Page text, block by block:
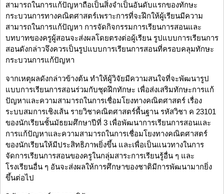
สามารถในการแก้ปัญหาถือเป็นสิ่งจำเป็นอันดับแรกของทักษะ
กระบวนการทางคณิตศาสตร์เพราะการที่จะฝึกให้ผู้เรียนมีความ
สามารถในการแก้ปัญหา การจัดกิจกรรมการเรียนการสอนและ
บทบาทของครูผู้สอนจะส่งผลโดยตรงต่อผู้เรียน รูปแบบการเรียนการ
สอนดังกล่าวจึงควรเป็นรูปแบบการเรียนการสอนที่ครอบคลุมทักษะ
กระบวนการแก้ปัญหา
จากเหตุผลดังกล่าวข้างต้น ทำให้ผู้วิจัยมีความสนใจที่จะพัฒนารูป
แบบการเรียนการสอนร่วมกับชุดฝึกทักษะ เพื่อส่งเสริมทักษะการแก้
ปัญหาและความสามารถในการเชื่อมโยงทางคณิตศาสตร์ เรื่อง
ระบบสมการเชิงเส้น รายวิชาคณิตศาสตร์พื้นฐาน รหัสวิชา ค 23101
ของนักเรียนชั้นมัธยมศึกษาปีที่ 3 เพื่อพัฒนาการเรียนการสอนและ
การแก้ปัญหาและความสามารถในการเชื่อมโยงทางคณิตศาสตร์
ของนักเรียนให้มีประสิทธิภาพยิ่งขึ้น และเพื่อเป็นแนวทางในการ
จัดการเรียนการสอนของครูในกลุ่มสาระการเรียนรู้อื่น ๆ และ
โรงเรียนอื่น ๆ อันจะส่งผลให้การศึกษาของชาติมีการพัฒนามากยิ่ง
ขึ้นต่อไป